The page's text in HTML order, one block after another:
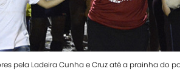
pela Ladeira Cunha e Cruz até a prainha do